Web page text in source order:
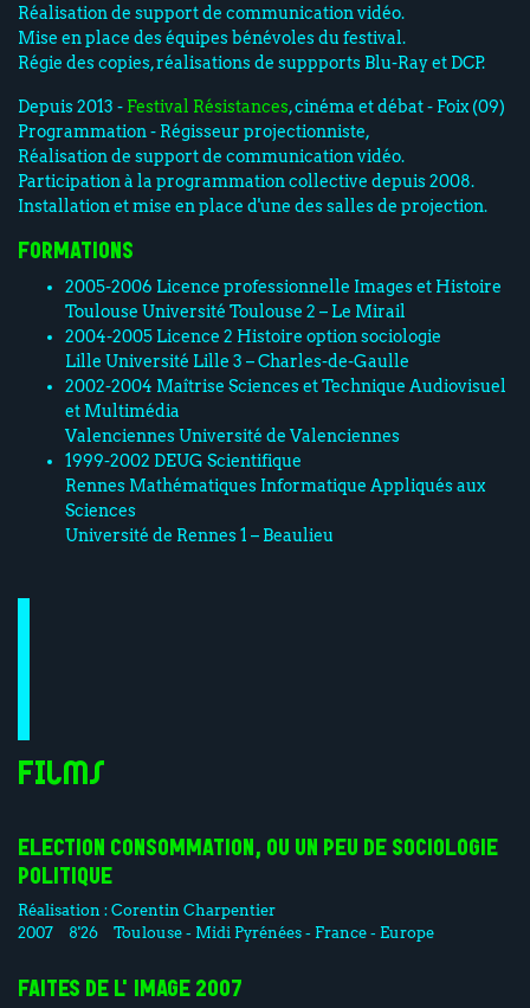
Réalisation de support de communication vidéo.
Mise en place des équipes bénévoles du festival.
Régie des copies, réalisations de suppports Blu-Ray et DCP.
Depuis 2013 - Festival Résistances, cinéma et débat - Foix (09)
Programmation - Régisseur projectionniste,
Réalisation de support de communication vidéo.
Participation à la programmation collective depuis 2008.
Installation et mise en place d'une des salles de projection.
FORMATIONS
2005-2006 Licence professionnelle Images et Histoire
Toulouse Université Toulouse 2 – Le Mirail
2004-2005 Licence 2 Histoire option sociologie
Lille Université Lille 3 – Charles-de-Gaulle
2002-2004 Maîtrise Sciences et Technique Audiovisuel
et Multimédia
Valenciennes Université de Valenciennes
1999-2002 DEUG Scientifique
Rennes Mathématiques Informatique Appliqués aux
Sciences
Université de Rennes 1 – Beaulieu
Films
ELECTION CONSOMMATION, OU UN PEU DE SOCIOLOGIE
POLITIQUE
Réalisation :Corentin Charpentier
2007
8'26 Toulouse - Midi Pyrénées - France - Europe
FAITES DE L'IMAGE 2007